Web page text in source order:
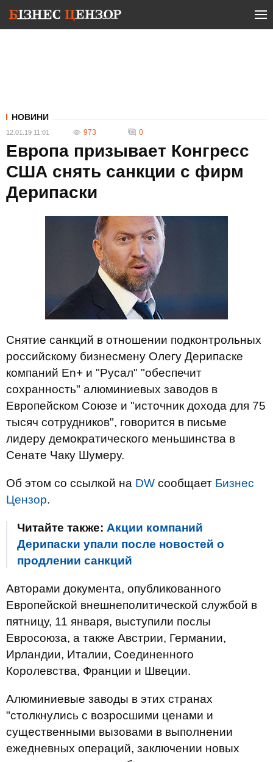
НОВИНИ
12.01.19 11:01 973 0
Европа призывает Конгресс
США снять санкции с фирм
Дерипаски
Снятие санкций в отношении подконтрольных
российскому бизнесмену Олегу Дерипаске
компаний En+ и "Русал" "обеспечит
сохранность" алюминиевых заводов в
Европейском Союзе и "источник дохода для 75
тысяч сотрудников", говорится в письме
лидеру демократического меньшинства в
Сенате Чаку Шумеру.
Об этом со ссылкой на DW сообщает Бизнес
Цензор.
Читайте также: Акции компаний
Дерипаски упали после новостей о
продлении санкций
Авторами документа, опубликованного
Европейской внешнеполитической службой в
пятницу, 11 января, выступили послы
Евросоюза, а также Австрии, Германии,
Ирландии, Италии, Соединенного
Королевства, Франции и Швеции.
Алюминиевые заводы в этих странах
"столкнулись с возросшими ценами и
существенными вызовами в выполнении
ежедневных операций, заключении новых